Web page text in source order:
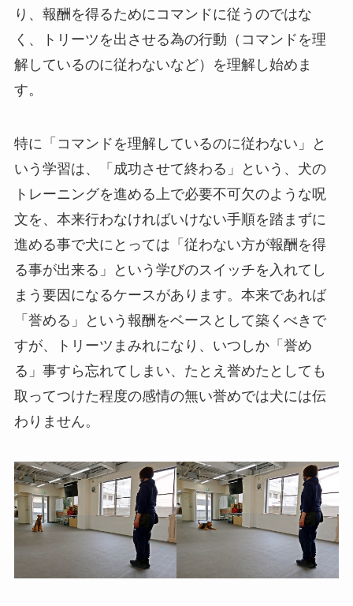
り、報酬を得るためにコマンドに従うのではな
く、トリーツを出させる為の行動（コマンドを理
解しているのに従わないなど）を理解し始めま
す。
特に「コマンドを理解しているのに従わない」と
いう学習は、「成功させて終わる」という、犬の
トレーニングを進める上で必要不可欠のような呪
文を、本来行わなければいけない手順を踏まずに
進める事で犬にとっては「従わない方が報酬を得
る事が出来る」という学びのスイッチを入れてし
まう要因になるケースがあります。本来であれば
「誉める」という報酬をベースとして築くべきで
すが、トリーツまみれになり、いつしか「誉め
る」事すら忘れてしまい、たとえ誉めたとしても
取ってつけた程度の感情の無い誉めでは犬には伝
わりません。